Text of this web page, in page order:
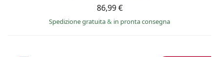
86,99 €
Spedizione gratuita& in pronta consegna